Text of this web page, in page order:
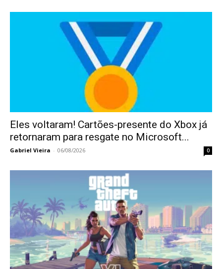
Eles voltaram! Cartões-presente do Xbox já
retornaram para resgate no Microsoft...
Gabriel Vieira - 06/08/2026 0